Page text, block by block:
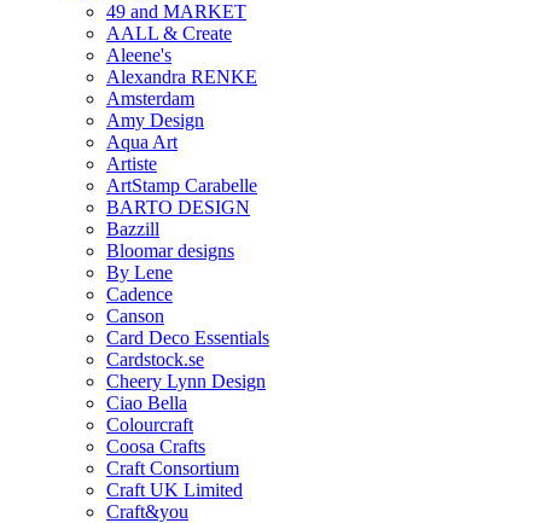
49 and MARKET
AALL & Create
Aleene's
Alexandra RENKE
Amsterdam
Amy Design
Aqua Art
Artiste
ArtStamp Carabelle
BARTO DESIGN
Bazzill
Bloomar designs
By Lene
Cadence
Canson
Card Deco Essentials
Cardstock.se
Cheery Lynn Design
Ciao Bella
Colourcraft
Coosa Crafts
Craft Consortium
Craft UK Limited
Craft&you